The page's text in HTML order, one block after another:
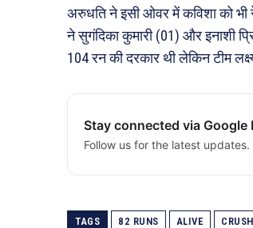
अरुधति ने इसी ओवर में कविशा को
ने सुगंदिका कुमारी (01) और इनाशी
104 रन की दरकार थी लेकिन टीम
Stay connected via Google
Follow us for the latest updates.
TAGS 82 RUNS ALIVE